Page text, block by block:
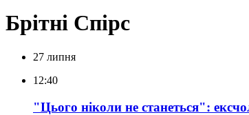
Брітні Спірс
27 липня
12:40
"Цього ніколи не станеться":